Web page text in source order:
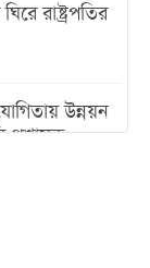
রাষ্ট্রপতির
উন্নয়ন
প্রশাসক